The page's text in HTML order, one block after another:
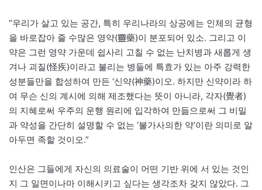
“우리가 살고 있는 공간, 특히 우리나라의 상공에는 인체의 균형
을 바로잡아 줄 수많은 영약(靈藥)이 분포되어 있소. 그리고 이
약은 그런 영약 가운데 쉽사리 고칠 수 없는 난치병과 새롭게 생
겨나 괴질(怪疾)이라고 불리는 병들에 특효가 있는 아주 강력한
성분들만을 합성하여 만든 ‘신약(神藥)이오. 하지만 신약이라 하
여 무슨 신의 계시에 의해 제조했다는 뜻이 아니라, 각자(覺者)
의 지혜로써 우주의 운행 원리에 입각하여 만듦으로써 그 비밀
과 약성을 간단히 설명할 수 없는 ‘불가사의한 약’이란 의미로 알
아두면 족할 것이오.”
인산은 그들에게 자신의 의료술이 어떤 기반 위에 서 있는 것인
지 그 일면이나마 이해시키고 싶다는 생각조차 갖지 않았다. 그